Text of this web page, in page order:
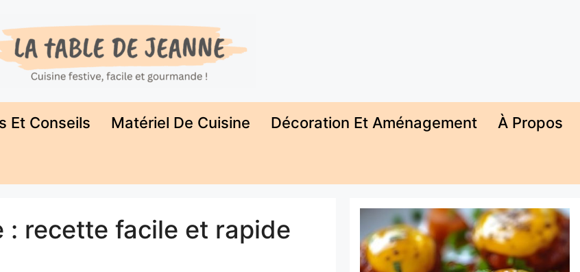
Et Conseils Matériel De Cuisine Décoration Et Aménagement À Propos
: recette facile et rapide